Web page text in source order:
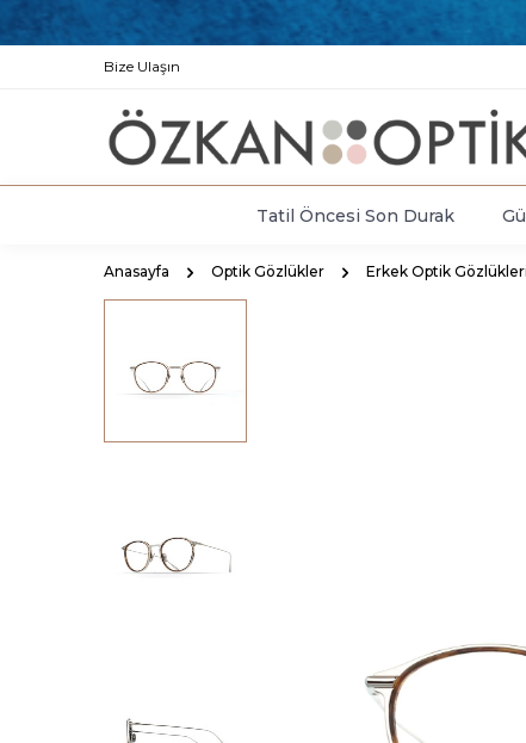
Bize Ulaşın
Tatil Öncesi Son Durak
Anasayfa Optik Gözlükler Erkek Optik Gözlükleri